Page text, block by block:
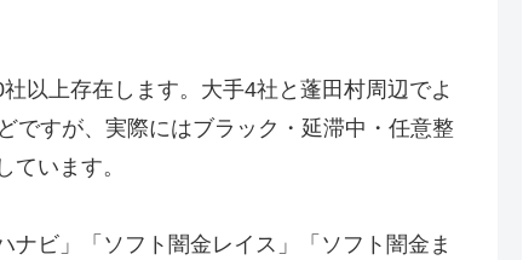
以上存在します。大手4社と蓬田村周辺でよ
ですが、実際にはブラック・延滞中・任意整
います。
ビ」「ソフト闇金レイス」「ソフト闇金ま